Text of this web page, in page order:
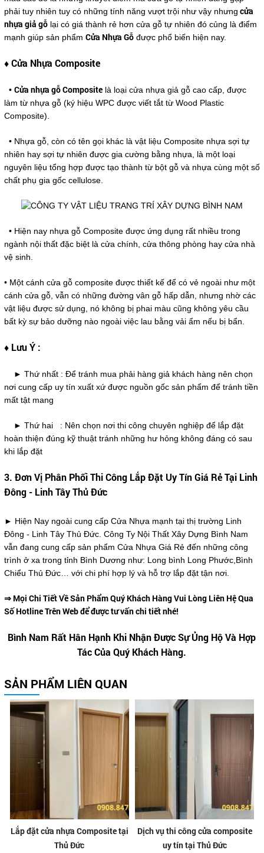
phải tuy nhiên tuy có những tính năng vượt trội như vậy nhưng cửa
nhựa giả gỗlại có giá thành rẻ hơn cửa gỗ tự nhiên đó củng là điểm
mạnh giúp sản phẩm Cửa Nhựa Gỗđược phổ biến hiện nay.
♦ Cửa Nhựa Composite
• Cửa nhựa gỗ Compositelà loại cửa nhựa giả gỗ cao cấp, được
làm từ nhựa gỗ (ký hiệu WPC được viết tắt từ Wood Plastic
Composite).
• Nhựa gỗ, còn có tên gọi khác là vật liệu Composite nhựa sợi tự
nhiên hay sợi tự nhiên được gia cường bằng nhựa, là một loại
nguyên liệu tổng hợp được tạo thành từ bột gỗ và nhựa cùng một số
chất phụ gia gốc cellulose.
• Hiện nay nhựa gỗ Composite được ứng dụng rất nhiều trong
ngành nội thất đặc biệt là cửa chính, cửa thông phòng hay cửa nhà
vệ sinh.
• Một cánh cửa gỗ composite được thiết kế để có vẻ ngoài như một
cánh cửa gỗ, vẫn có những đường vân gỗ hấp dẫn, nhưng nhờ các
vật liệu được sử dụng, nó không bị phai màu cũng không yêu cầu
bất kỳ sự bảo dưỡng nào ngoài việc lau bằng vải ẩm nếu bị bẩn.
♦ Lưu Ý :
► Thứ nhất : Để tránh mua phải hàng giả khách hàng nên chọn
nơi cung cấp uy tín xuất xứ được nguồn gốc sản phẩm để tránh tiền
mất tật mang
► Thứ hai : Nên chọn nơi thi công chuyên nghiệp để lắp đặt
hoàn thiện đúng kỹ thuật tránh những hư hỏng không đáng có sau
khi lắp đặt
3. Đơn Vị Phân Phối Thi Công Lắp Đặt Uy Tín Giá Rẻ Tại Linh
Đông - Linh Tây Thủ Đức
► Hiện Nay ngoài cung cấp Cửa Nhựa mạnh tại thị trường Linh
Đông - Linh Tây Thủ Đức. Công Ty Nội Thất Xây Dựng Bình Nam
vẫn đang cung cấp sản phẩm Cửa Nhựa Giá Rẻ đến những công
trình ở xa trong tỉnh Bình Dương như: Long bình Long Phước,Bình
Chiểu Thủ Đức… với chi phí hợp lý và hỗ trợ lắp đặt tận nơi.
⇒ Mọi Chi Tiết Về Sản Phẩm Quý Khách Hàng Vui Lòng Liên Hệ Qua
Số Hotline Trên Web để được tư vấn chi tiết nhé!
Bình Nam Rất Hân Hạnh Khi Nhận Được Sự Ủng Hộ Và Hợp
Tác Của Quý Khách Hàng.
SẢN PHẨM LIÊN QUAN
Lắp đặt cửa nhựa Composite tại
Thủ Đức
Dịch vụ thi công cửa composite
uy tín tại Thủ Đức